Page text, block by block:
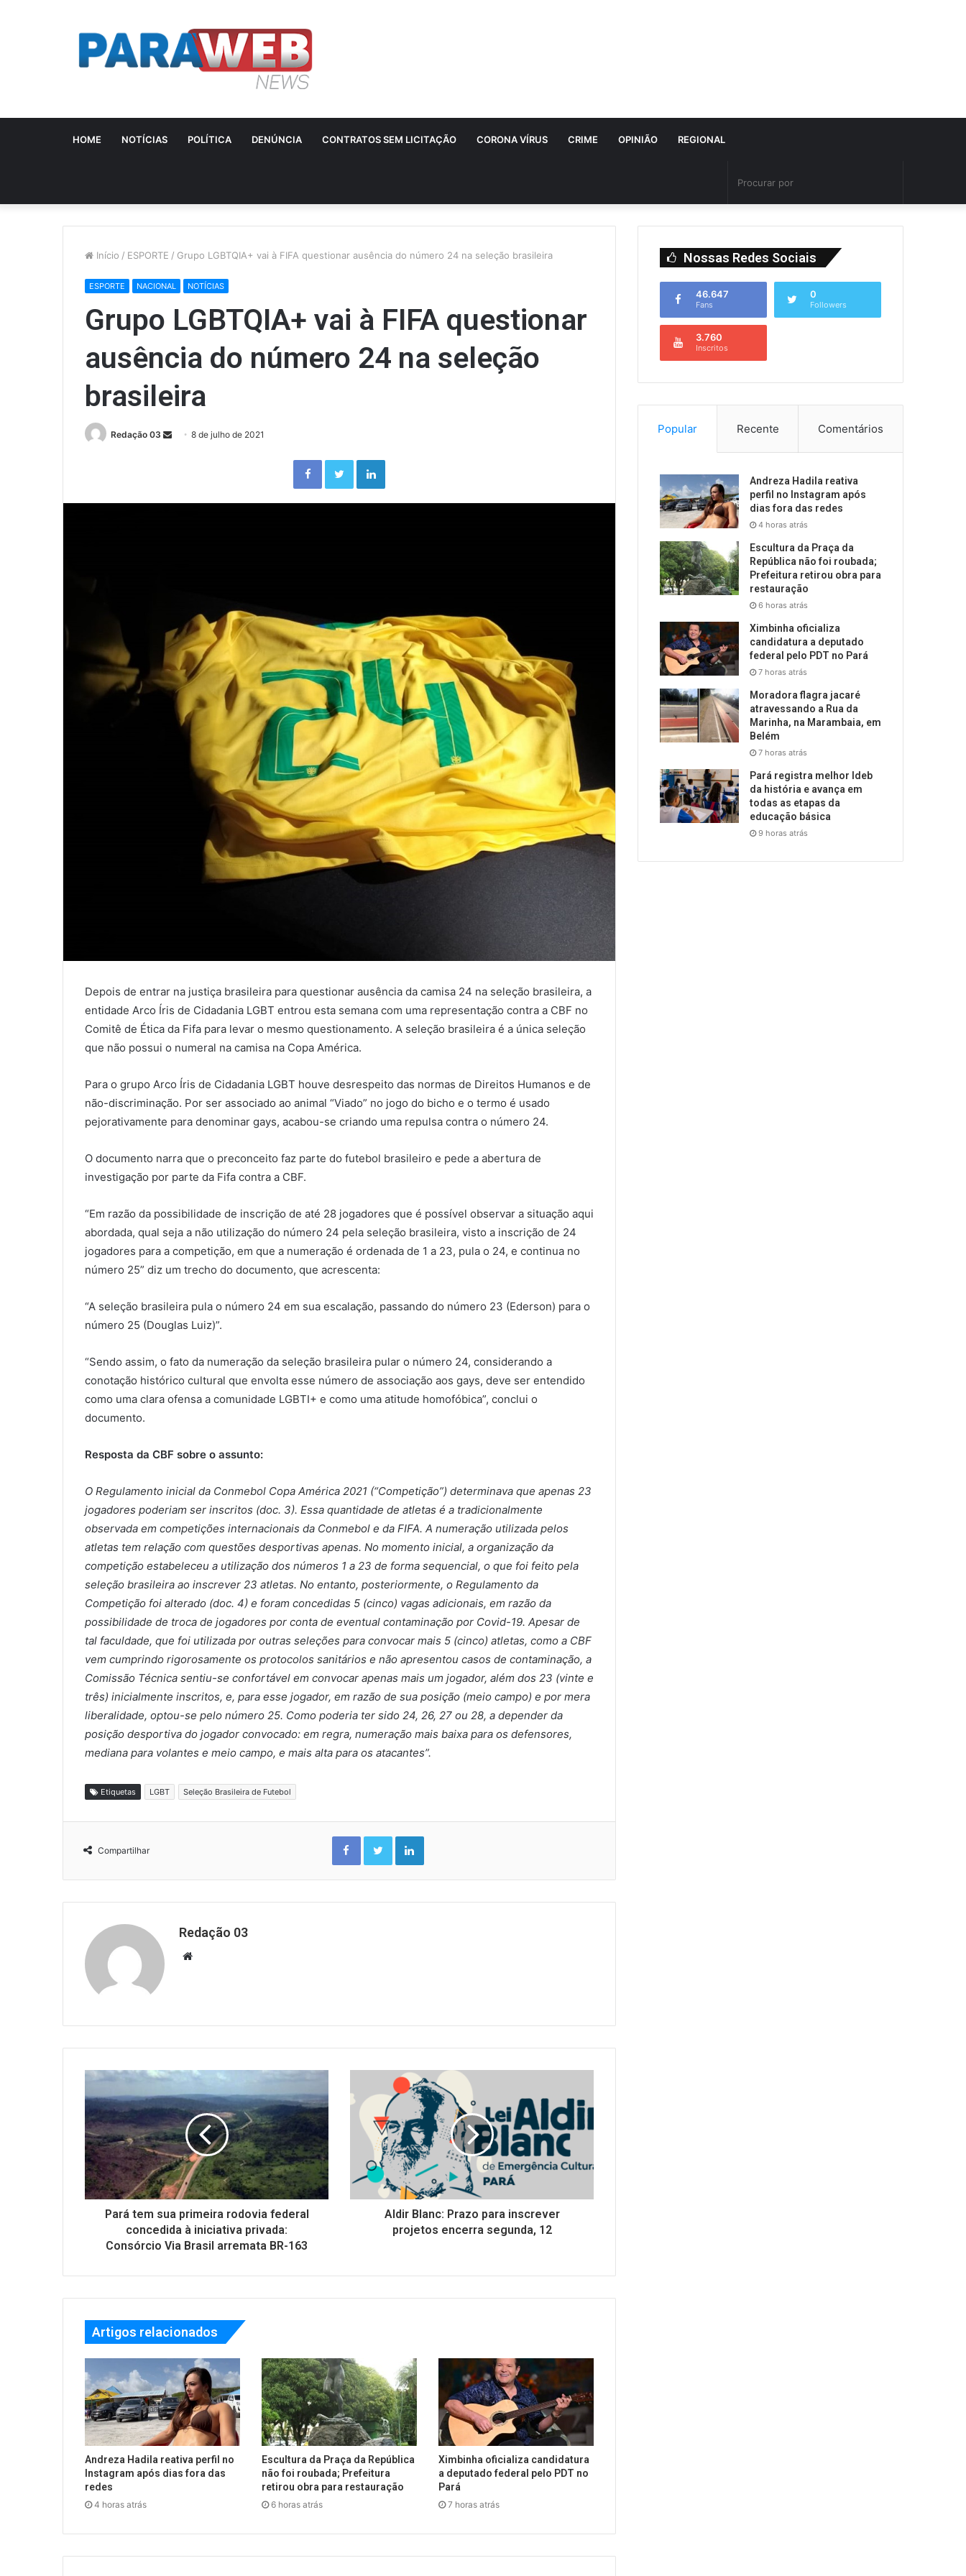
HOME NOTÍCIAS POLÍTICA DENÚNCIA CONTRATOS SEM LICITAÇÃO CORONA VÍRUS CRIME OPINIÃO REGIONAL
Início / ESPORTE / Grupo LGBTQIA+ vai à FIFA questionar ausência do número 24 na seleção brasileira
ESPORTE NACIONAL NOTÍCIAS
Grupo LGBTQIA+ vai à FIFA questionar
ausência do número 24 na seleção
brasileira
Redação 03
Send8 de julho de 2021
FacebookTwitterLinkedin
Depois de entrar na justiça brasileira para questionar ausência da camisa 24 na seleção brasileira, a
entidade Arco Íris de Cidadania LGBT entrou esta semana com uma representação contra a CBF no
Comitê de Ética da Fifa para levar o mesmo questionamento. A seleção brasileira é a única seleção
que não possui o numeral na camisa na Copa América.
Para o grupo Arco Íris de Cidadania LGBT houve desrespeito das normas de Direitos Humanos e de
não-discriminação. Por ser associado ao animal “Viado” no jogo do bicho e o termo é usado
pejorativamente para denominar gays, acabou-se criando uma repulsa contra o número 24.
O documento narra que o preconceito faz parte do futebol brasileiro e pede a abertura de
investigação por parte da Fifa contra a CBF.
“Em razão da possibilidade de inscrição de até 28 jogadores que é possível observar a situação aqui
abordada, qual seja a não utilização do número 24 pela seleção brasileira, visto a inscrição de 24
jogadores para a competição, em que a numeração é ordenada de 1 a 23, pula o 24, e continua no
número 25” diz um trecho do documento, que acrescenta:
“A seleção brasileira pula o número 24 em sua escalação, passando do número 23 (Ederson) para o
número 25 (Douglas Luiz)”.
“Sendo assim, o fato da numeração da seleção brasileira pular o número 24, considerando a
conotação histórico cultural que envolta esse número de associação aos gays, deve ser entendido
como uma clara ofensa a comunidade LGBTI+ e como uma atitude homofóbica”, conclui o
documento.
Resposta da CBF sobre o assunto:
O Regulamento inicial da Conmebol Copa América 2021 (“Competição”) determinava que apenas 23
jogadores poderiam ser inscritos (doc. 3). Essa quantidade de atletas é a tradicionalmente
observada em competições internacionais da Conmebol e da FIFA. A numeração utilizada pelos
atletas tem relação com questões desportivas apenas. No momento inicial, a organização da
competição estabeleceu a utilização dos números 1 a 23 de forma sequencial, o que foi feito pela
seleção brasileira ao inscrever 23 atletas. No entanto, posteriormente, o Regulamento da
Competição foi alterado (doc. 4) e foram concedidas 5 (cinco) vagas adicionais, em razão da
possibilidade de troca de jogadores por conta de eventual contaminação por Covid-19. Apesar de
tal faculdade, que foi utilizada por outras seleções para convocar mais 5 (cinco) atletas, como a CBF
vem cumprindo rigorosamente os protocolos sanitários e não apresentou casos de contaminação, a
Comissão Técnica sentiu-se confortável em convocar apenas mais um jogador, além dos 23 (vinte e
três) inicialmente inscritos, e, para esse jogador, em razão de sua posição (meio campo) e por mera
liberalidade, optou-se pelo número 25. Como poderia ter sido 24, 26, 27 ou 28, a depender da
posição desportiva do jogador convocado: em regra, numeração mais baixa para os defensores,
mediana para volantes e meio campo, e mais alta para os atacantes”.
Etiquetas LGBT Seleção Brasileira de Futebol
Compartilhar
FacebookTwitterLinkedin
Redação 03
Website
Pará tem sua primeira rodovia federal
concedida à iniciativa privada:
Consórcio Via Brasil arremata BR-163
Aldir Blanc: Prazo para inscrever
projetos encerra segunda, 12
Artigos relacionados
Andreza Hadila reativa perfil no
Instagram após dias fora das
redes
4 horas atrás
Escultura da Praça da República
não foi roubada; Prefeitura
retirou obra para restauração
6 horas atrás
Ximbinha oficializa candidatura
a deputado federal pelo PDT no
Pará
7 horas atrás
Nossas Redes Sociais
46.647
Fans
0
Followers
3.760
Inscritos
Popular Recente Comentários
Andreza Hadila reativa
perfil no Instagram após
dias fora das redes
4 horas atrás
Escultura da Praça da
República não foi roubada;
Prefeitura retirou obra para
restauração
6 horas atrás
Ximbinha oficializa
candidatura a deputado
federal pelo PDT no Pará
7 horas atrás
Moradora flagra jacaré
atravessando a Rua da
Marinha, na Marambaia, em
Belém
7 horas atrás
Pará registra melhor Ideb
da história e avança em
todas as etapas da
educação básica
9 horas atrás